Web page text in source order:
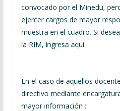
convocado por el Minedu,
ejercer cargos de mayor
muestra en el cuadro. Si
la RIM, ingresa aquí.
En el caso de aquellos
directivo mediante
mayor información :